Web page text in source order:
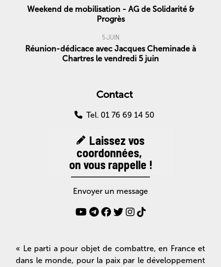
Weekend de mobilisation - AG de Solidarité &
Progrès
5 JUIN
Réunion-dédicace avec Jacques Cheminade à
Chartres le vendredi 5 juin
Contact
Tel. 01 76 69 14 50
Laissez vos
coordonnées,
on vous rappelle !
Envoyer un message
« Le parti a pour objet de combattre, en France et
dans le monde, pour la paix par le développement